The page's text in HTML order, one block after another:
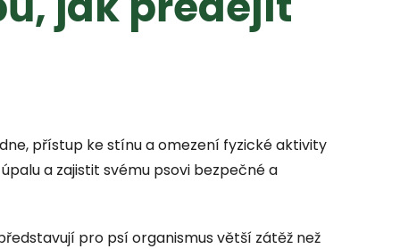
přístup ke stínu a omezení fyzické aktivity
a zajistit svému psovi bezpečné a
pro psí organismus větší zátěž než